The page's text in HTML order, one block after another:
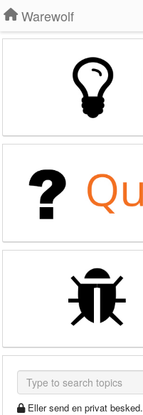
Warewolf
Eller send en privat besked.